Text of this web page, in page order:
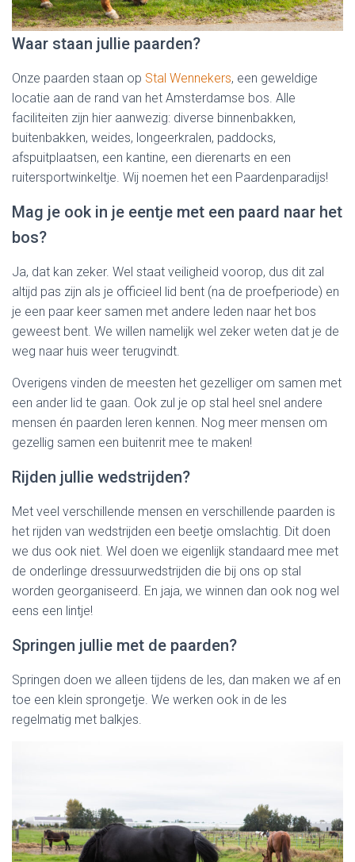
Waar staan jullie paarden?
Onze paarden staan op Stal Wennekers, een geweldige
locatie aan de rand van het Amsterdamse bos. Alle
faciliteiten zijn hier aanwezig: diverse binnenbakken,
buitenbakken, weides, longeerkralen, paddocks,
afspuitplaatsen, een kantine, een dierenarts en een
ruitersportwinkeltje. Wij noemen het een Paardenparadijs!
Mag je ook in je eentje met een paard naar het
bos?
Ja, dat kan zeker. Wel staat veiligheid voorop, dus dit zal
altijd pas zijn als je officieel lid bent (na de proefperiode) en
je een paar keer samen met andere leden naar het bos
geweest bent. We willen namelijk wel zeker weten dat je de
weg naar huis weer terugvindt.
Overigens vinden de meesten het gezelliger om samen met
een ander lid te gaan. Ook zul je op stal heel snel andere
mensen én paarden leren kennen. Nog meer mensen om
gezellig samen een buitenrit mee te maken!
Rijden jullie wedstrijden?
Met veel verschillende mensen en verschillende paarden is
het rijden van wedstrijden een beetje omslachtig. Dit doen
we dus ook niet. Wel doen we eigenlijk standaard mee met
de onderlinge dressuurwedstrijden die bij ons op stal
worden georganiseerd. En jaja, we winnen dan ook nog wel
eens een lintje!
Springen jullie met de paarden?
Springen doen we alleen tijdens de les, dan maken we af en
toe een klein sprongetje. We werken ook in de les
regelmatig met balkjes.